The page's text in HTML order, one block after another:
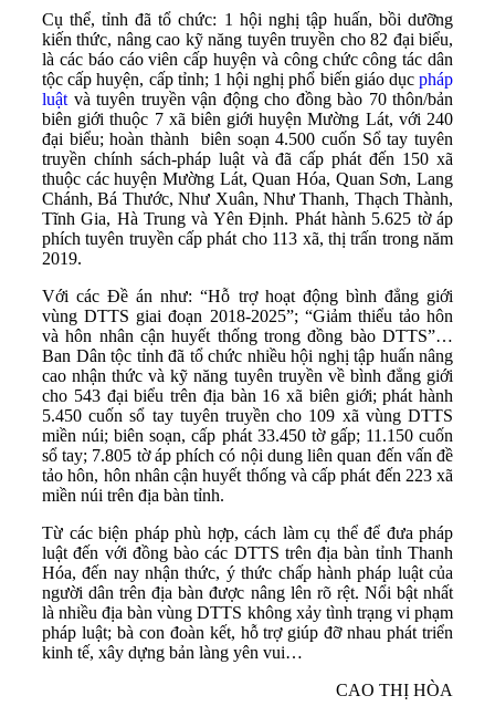
Cụ thể, tỉnh đã tổ chức: 1 hội nghị tập huấn, bồi dưỡng
kiến thức, nâng cao kỹ năng tuyên truyền cho 82 đại biểu,
là các báo cáo viên cấp huyện và công chức công tác dân
tộc cấp huyện, cấp tỉnh; 1 hội nghị phổ biến giáo dục pháp
luậtvà tuyên truyền vận động cho đồng bào 70 thôn/bản
biên giới thuộc 7 xã biên giới huyện Mường Lát, với 240
đại biểu; hoàn thành biên soạn 4.500 cuốn Sổ tay tuyên
truyền chính sách-pháp luật và đã cấp phát đến 150 xã
thuộc các huyện Mường Lát, Quan Hóa, Quan Sơn, Lang
Chánh, Bá Thước, Như Xuân, Như Thanh, Thạch Thành,
Tĩnh Gia, Hà Trung và Yên Định. Phát hành 5.625 tờ áp
phích tuyên truyền cấp phát cho 113 xã, thị trấn trong năm
2019.
Với các Đề án như: “Hỗ trợ hoạt động bình đẳng giới
vùng DTTS giai đoạn 2018-2025”; “Giảm thiểu tảo hôn
và hôn nhân cận huyết thống trong đồng bào DTTS”…
Ban Dân tộc tỉnh đã tổ chức nhiều hội nghị tập huấn nâng
cao nhận thức và kỹ năng tuyên truyền về bình đẳng giới
cho 543 đại biểu trên địa bàn 16 xã biên giới; phát hành
5.450 cuốn sổ tay tuyên truyền cho 109 xã vùng DTTS
miền núi; biên soạn, cấp phát 33.450 tờ gấp; 11.150 cuốn
sổ tay; 7.805 tờ áp phích có nội dung liên quan đến vấn đề
tảo hôn, hôn nhân cận huyết thống và cấp phát đến 223 xã
miền núi trên địa bàn tỉnh.
Từ các biện pháp phù hợp, cách làm cụ thể để đưa pháp
luật đến với đồng bào các DTTS trên địa bàn tỉnh Thanh
Hóa, đến nay nhận thức, ý thức chấp hành pháp luật của
người dân trên địa bàn được nâng lên rõ rệt. Nổi bật nhất
là nhiều địa bàn vùng DTTS không xảy tình trạng vi phạm
pháp luật; bà con đoàn kết, hỗ trợ giúp đỡ nhau phát triển
kinh tế, xây dựng bản làng yên vui…
CAO THỊ HÒA